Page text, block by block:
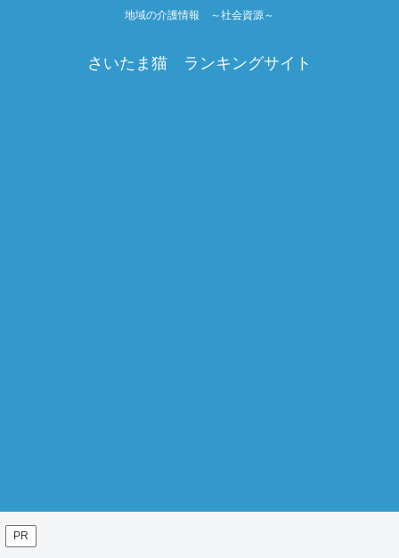
地域の介護情報 ～社会資源～
さいたま猫 ランキングサイト
PR